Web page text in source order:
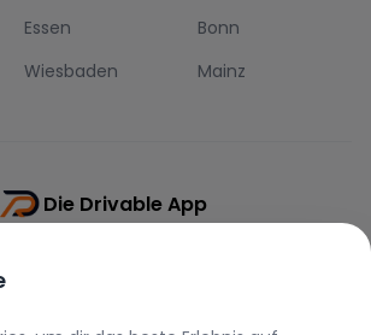
Essen
Bonn
Wiesbaden Mainz
Die Drivable App